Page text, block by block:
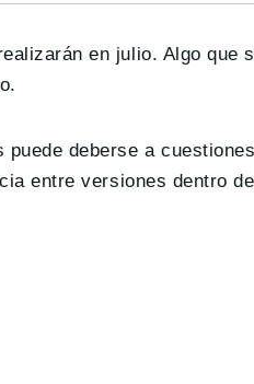
en julio. Algo que
deberse a cuestiones
entre versiones dentro